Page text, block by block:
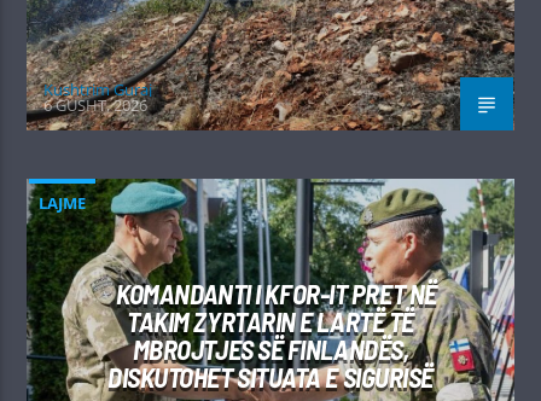
Kushtrim Guraj
6 GUSHT, 2026
LAJME
KOMANDANTI I KFOR-IT PRET NË
TAKIM ZYRTARIN E LARTË TË
MBROJTJES SË FINLANDËS,
DISKUTOHET SITUATA E SIGURISË